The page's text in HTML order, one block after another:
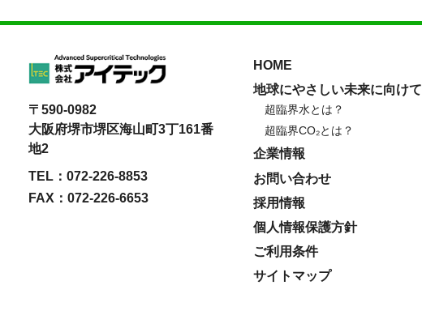
〒590-0982
大阪府堺市堺区海山町3丁161番
地2
TEL：072-226-8853
FAX：072-226-6653
HOME
地球にやさしい未来に向けて
超臨界水とは？
超臨界CO₂とは？
企業情報
お問い合わせ
採用情報
個人情報保護方針
ご利用条件
サイトマップ